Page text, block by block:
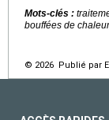
Mots-clés :
bouffées de
© 2026 Publié par